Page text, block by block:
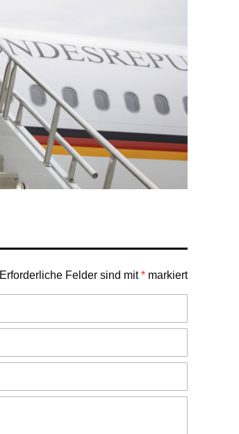
Erforderliche Felder sind mit* markiert